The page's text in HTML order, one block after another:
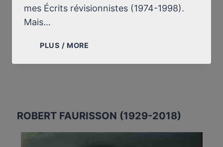
mes Écrits révisionnistes (1974-1998).
Mais…
PLUS / MORE
AU
ROBERT FAURISSON (1929-2018)